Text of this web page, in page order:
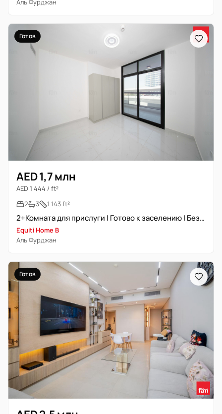
Аль Фурджан
Готов
AED 1,7 млн
AED 1 444 / ft²
2
3 1 143 ft²
2+Комната для прислуги | Готово к заселению | Без охлаждения | Вид на сад
Equiti Home B
Аль Фурджан
Готов